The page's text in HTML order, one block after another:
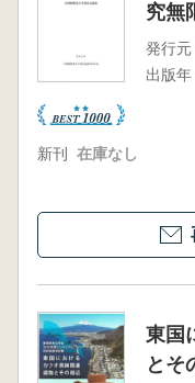
究無
発行元
出版年
新刊 在庫なし
東国
とそ